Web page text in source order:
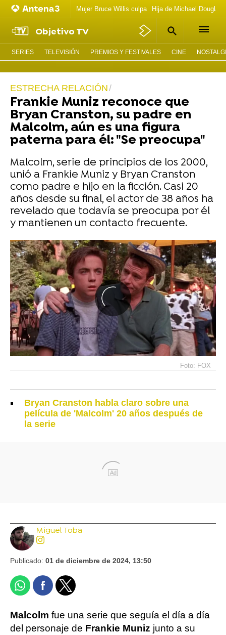
Mujer Bruce Willis culpa Hija de Michael Douglas
Objetivo TV
SERIES TELEVISIÓN PREMIOS Y FESTIVALES CINE
ESTRECHA RELACIÓN
Frankie Muniz reconoce que
Bryan Cranston, su padre en
Malcolm, aún es una figura
paterna para él: "Se preocupa"
Malcolm, serie de principios de los 2000,
unió a Frankie Muniz y Bryan Cranston
como padre e hijo en la ficción. Casi 20
años desde su final, el actor de 38 años ha
revelado que todavía se preocupa por él
y mantienen un contacto frecuente.
Foto: FOX
Bryan Cranston habla claro sobre una
película de 'Malcolm' 20 años después de
la serie
Ad
Miguel Toba
Publicado: 01 de diciembre de 2024, 13:50
Malcolm fue una serie que seguía el día a día
del personaje de Frankie Muniz junto a su